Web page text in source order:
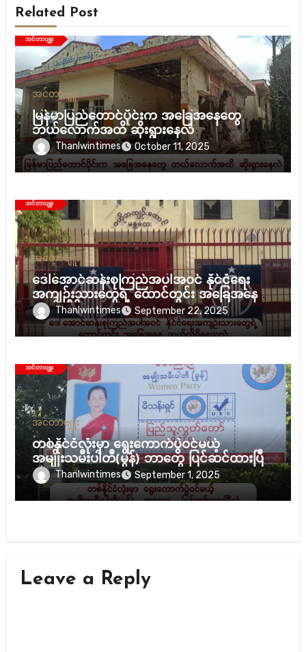
Related Post
အင်တာဗျူး
မြန်မာပြည်တောင်ပိုင်းက အခြေအနေတွေ
ဘယ်လောက်အထိ ဆိုးရွားနေလဲ
Thanlwintimes October 11, 2025
အင်တာဗျူး
ဒေါ်အောင်ဆန်းစုကြည်အပါအဝင် နိုင်ငံရေး
အကျဉ်းသားတွေရဲ့ ထောင်တွင်း အခြေအနေ
ဘယ်လိုရှိနေသလဲ။
Thanlwintimes September 22, 2025
အင်တာဗျူး
တစ်နိုင်ငံလုံးမှာ ရွေးကောက်ပွဲဝင်မယ့်
အမျိုးသမီးပါတီ(မွန်) ဘာတွေ ပြင်ဆင်ထားပြီ
လဲ။ Thanlwintimes September 1, 2025
Leave a Reply